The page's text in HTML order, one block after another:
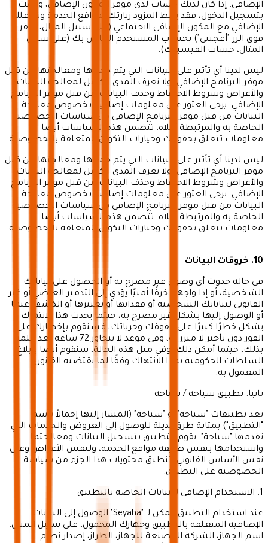
الإضافي. إذا كان لديك حساب لدى موفر المكون الإضافي، وقمت
بتسجيل الدخول، فقد يربط المزود زيارتك لمواقع الخدمة وتفاعلك
الإضافي مع المكون الإضافي الاجتماعي (على سبيل المثال، النقر
فوق الزر "أعجبني") بحساب المستخدم الخاص بك (على سبيل
المثال، حساب الفيسبوك).
ليس لدينا أي تأثير على البيانات التي يتم جمعها ومعالجتها من قبل
موفر البرنامج الإضافي، ولا نعرف المدى الكامل لمعالجة البيانات
والأغراض وشروط الاحتفاظ وحذف البيانات من قبل موفر البرنامج
الإضافي. يرجى العثور على معلومات إضافية بخصوص معالجة
البيانات من قبل موفر البرنامج الإضافي في سياسات الخصوصية
الخاصة به والمرتبطة أعلاه. تتضمن هذه السياسات أيضًا
معلومات تتعلق بحقوقك وخيارات التكوين المتعلقة بالخصوصية.
ليس لدينا أي تأثير على البيانات التي يتم جمعها ومعالجتها من قبل
موفر البرنامج الإضافي، ولا نعرف المدى الكامل لمعالجة البيانات
والأغراض وشروط الاحتفاظ وحذف البيانات من قبل موفر البرنامج
الإضافي. يرجى العثور على معلومات إضافية بخصوص معالجة
البيانات من قبل موفر البرنامج الإضافي في سياسات الخصوصية
الخاصة به والمرتبطة أعلاه. تتضمن هذه السياسات أيضًا
معلومات تتعلق بحقوقك وخيارات التكوين المتعلقة بالخصوصية.
10. خروقات البيانات
في حالة حدوث أي وصول غير مصرح به أو الحصول على بياناتك
الشخصية، أو إذا واجهنا خرقًا أمنيًا يؤدي إلى التدمير العرضي أو غير
القانوني لبياناتك الشخصية أو فقدانها أو تغييرها أو الكشف عنها
أو الوصول إليها بشكل غير مصرح به، حيثما يحدث هذا الانتهاك
يشكل خطرًا كبيرًا على حقوقك وحرياتك، فسنقوم بإخطارك على
الفور دون تأخير لا مبرر له، وفي موعد لا يتجاوز 72 ساعة بعد علمنا
بذلك، حيثما أمكن ذلك. وفي مثل هذه الحالة، سنقوم أيضًا بإبلاغ
السلطات الحكومية بهذا الانتهاك وفقًا لما يقتضيه القانون
المعمول به.
ثانيا. تطبيق سياحة / سياحة
تعد تطبيقات "سياحة" أو "سياحة" (المشار إليها إجمالاً باسم
"التطبيق") بمثابة طرق بديلة للوصول إلى العروض والخدمات التي
تقدمها "سياحة". يقوم التطبيق بتسجيل البيانات ومعالجتها
واستخدامها بنفس طريقة مواقع الخدمة، ولنفس الأغراض وعلى
نفس الأساس القانوني. تنطبق محتويات هذا الجزء من سياسة
الخصوصية على التطبيق.
1. الاستخدام الإضافي للبيانات الخاصة بالتطبيق
عند استخدام التطبيق، يمكن لـ "Seyaha" الوصول إلى البيانات
الإضافية المتعلقة بالتطبيق وجهازك المحمول، على سبيل المثال.
اسم الجهاز، الشركة المصنعة للجهاز، الطراز، إصدار نظام